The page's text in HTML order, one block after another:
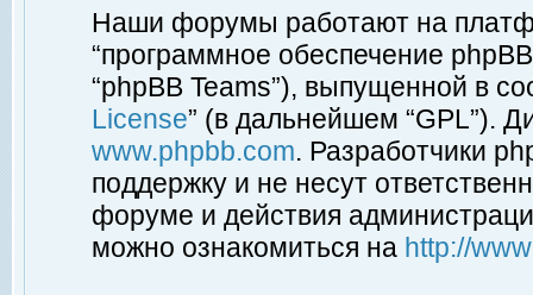
Наши форумы работают на
“программное обеспечение
“phpBB Teams”), выпущенной в
License” (в дальнейшем “GPL”).
www.phpbb.com. Разработчики
поддержку и не несут
форуме и действия
можно ознакомиться на http://